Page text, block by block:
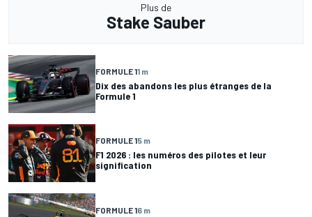
Plus de
Stake Sauber
FORMULE 11 m
Dix des abandons les plus étranges de la
Formule 1
FORMULE 15 m
F1 2026 : les numéros des pilotes et leur
signification
FORMULE 16 m